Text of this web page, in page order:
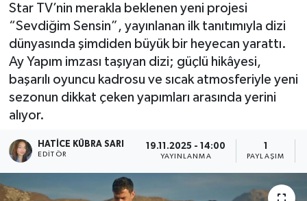
Star TV’nin merakla beklenen yeni projesi
“Sevdiğim Sensin”, yayınlanan ilk tanıtımıyla dizi
dünyasında şimdiden büyük bir heyecan yarattı.
Ay Yapım imzası taşıyan dizi; güçlü hikâyesi,
başarılı oyuncu kadrosu ve sıcak atmosferiyle yeni
sezonun dikkat çeken yapımları arasında yerini
alıyor.
HATICE KÜBRA SARI
EDITÖR
19.11.2025 - 14:00
YAYINLANMA
1
PAYLAŞIM